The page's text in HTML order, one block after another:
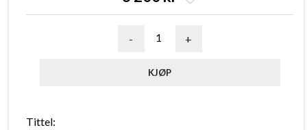
- +
Tittel: